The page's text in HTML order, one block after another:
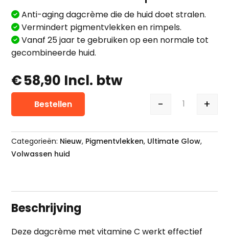
Anti-aging dagcrème die de huid doet stralen.
Vermindert pigmentvlekken en rimpels.
Vanaf 25 jaar te gebruiken op een normale tot
gecombineerde huid.
€58,90 Incl. btw
Eneomey
- +
Bestellen
Categorieën: Nieuw, Pigmentvlekken, Ultimate Glow,
Volwassen huid
Beschrijving
Deze dagcrème met vitamine C werkt effectief